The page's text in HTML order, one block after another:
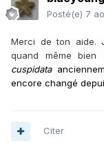
Posté(e) 7
Merci de ton aide.
quand même
cuspidata
encore changé
Citer